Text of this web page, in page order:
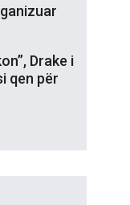
Drake i
qen për